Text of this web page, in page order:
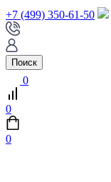
+7 (499) 350-61-50
Поиск
0
0
0